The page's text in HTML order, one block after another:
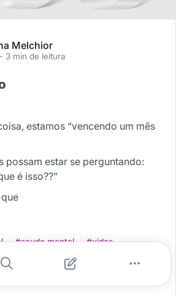
Melchior
- 3 min de leitura
estamos “vencendo um mês
possam estar se perguntando:
é isso??”
#saude mental
#vidas